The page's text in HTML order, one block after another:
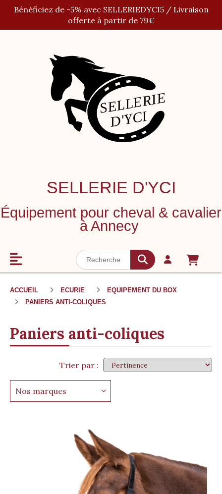
Bénéficiez de -5% avec SELLERIEDYCI5 / Livraison
offerte à partir de 79€
SELLERIE D'YCI
Équipement pour cheval & cavalier
à Annecy
ACCUEIL ECURIE
EQUIPEMENT DU BOX
PANIERS ANTI-COLIQUES
Paniers anti-coliques
Trier par :
Nos marques